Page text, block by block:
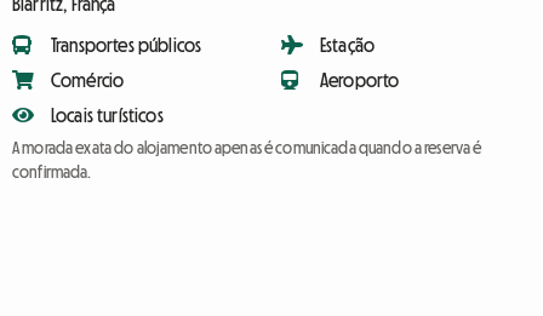
Transportes públicos
Comércio
Locais turísticos
Estação
Aeroporto
A morada exata do alojamento apenas é comunicada quando a reserva é
confirmada.